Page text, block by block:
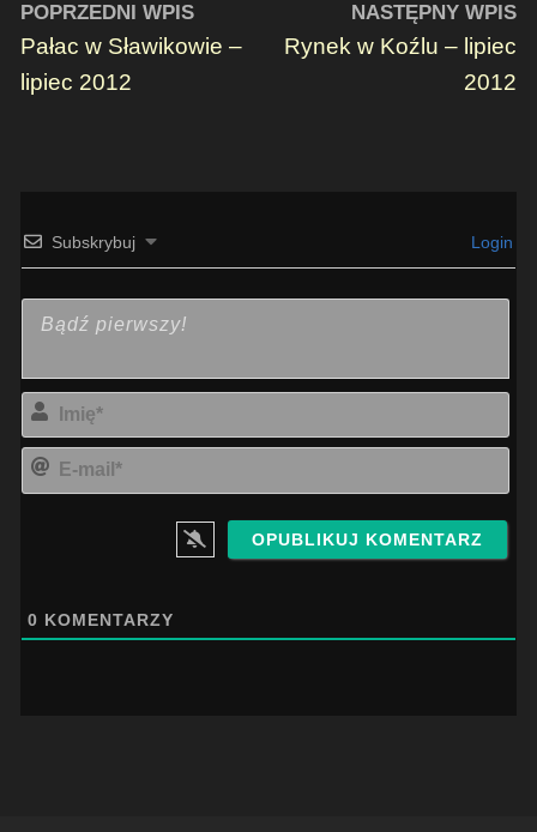
POPRZEDNI WPIS
Pałac w Sławikowie –
lipiec 2012
NASTĘPNY WPIS
Rynek w Koźlu – lipiec
2012
Subskrybuj Login
0 KOMENTARZY